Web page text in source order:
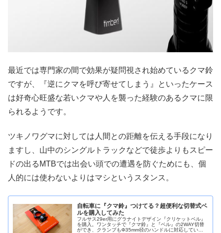
最近では専門家の間で効果が疑問視され始めているクマ鈴
ですが、『逆にクマを呼び寄せてしまう』といったケース
は好奇心旺盛な若いクマや人を襲った経験のあるクマに限
られるようです。
ツキノワグマに対しては人間との距離を伝える手段になり
ますし、山中のシングルトラックなどで徒歩よりもスピー
ドの出るMTBでは出会い頭での遭遇を防ぐためにも、個
人的には使わないよりはマシというスタンス。
自転車に『クマ鈴』つけてる？超便利な切替式ベ
ルを購入してみた
フルサス29er用にグラナイトデザイン『クリケットベル』
を購入。ワンタッチで『クマ鈴』と『ベル』の2WAY切替
ができ、クランプもΦ35mm径のハンドルに対応している